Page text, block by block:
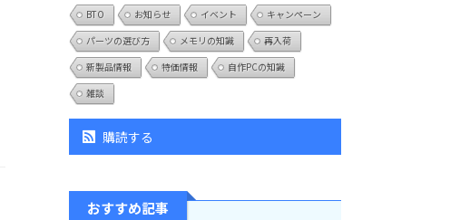
BTO お知らせ イベント
キャンペーン
パーツの選び方
メモリの知識
再入荷
新製品情報
特価情報
自作PCの知識
雑談
購読する
おすすめ記事